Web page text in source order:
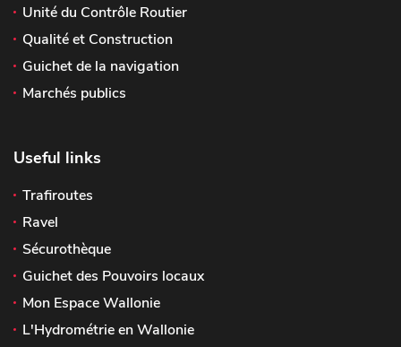
Unité du Contrôle Routier
Qualité et Construction
Guichet de la navigation
Marchés publics
Useful links
Trafiroutes
Ravel
Sécurothèque
Guichet des Pouvoirs locaux
Mon Espace Wallonie
L'Hydrométrie en Wallonie